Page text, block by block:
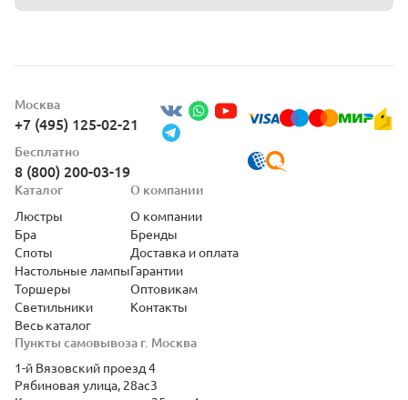
Москва
+7 (495) 125-02-21
Бесплатно
8 (800) 200-03-19
Пункты самовывоза г. Москва
1-й Вязовский проезд 4
Рябиновая улица, 28ас3
Каталог
Люстры
Бра
Споты
Настольные лампы
Торшеры
Светильники
Весь каталог
О компании
О компании
Бренды
Доставка и оплата
Гарантии
Оптовикам
Контакты